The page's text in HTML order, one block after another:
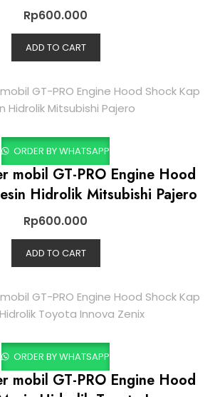
Rp600.000
ADD TO CART
ORDER BY WHATSAPP
mobil GT-PRO Engine Hood
Hidrolik Mitsubishi Pajero
Rp600.000
ADD TO CART
ORDER BY WHATSAPP
mobil GT-PRO Engine Hood